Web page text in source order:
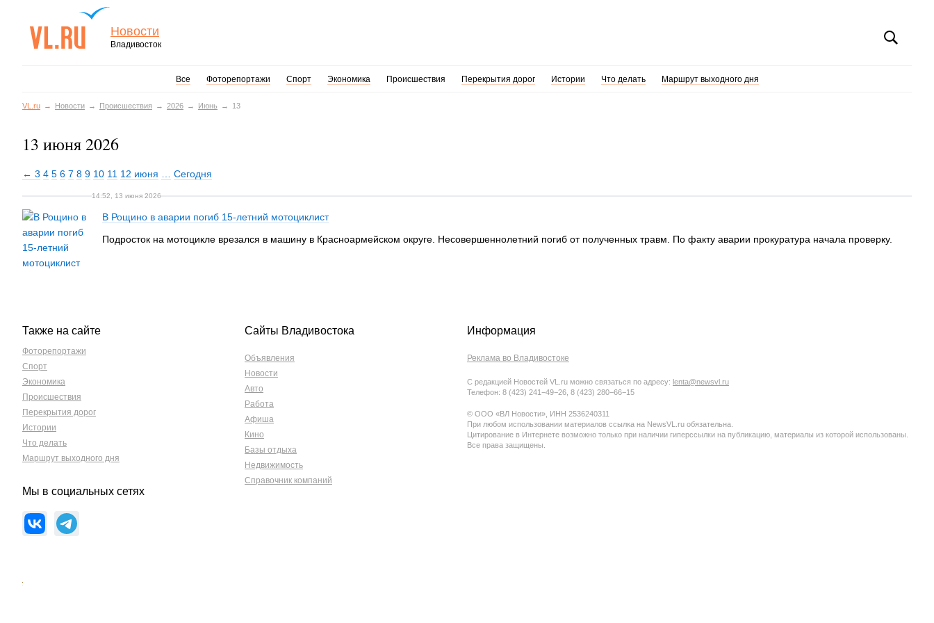
Новости
Владивосток
Все Фоторепортажи Спорт Экономика Происшествия Перекрытия дорог Истории Что делать Маршрут выходного дня
VL.ru Новости Происшествия 2026 Июнь 13
13 июня 2026
← 3 4 5 6 7 8 9 10 11 12 июня Сегодня
14:52, 13 июня 2026
В Рощино в аварии погиб 15-летний мотоциклист
Подросток на мотоцикле врезался в машину в Красноармейском округе. Несовершеннолетний погиб от полученных травм. По факту аварии прокуратура начала проверку.
Также на сайте
Фоторепортажи
Спорт
Экономика
Происшествия
Перекрытия дорог
Истории
Что делать
Маршрут выходного дня
Мы в социальных сетях
Сайты Владивостока
Объявления
Новости
Авто
Работа
Афиша
Кино
Базы отдыха
Недвижимость
Справочник компаний
Информация
Реклама во Владивостоке
С редакцией Новостей VL.ru можно связаться по адресу: lenta@newsvl.ru
Телефон: 8 (423) 241−49−26, 8 (423) 280−66−15
© ООО «ВЛ Новости», ИНН 2536240311
При любом использовании материалов ссылка на NewsVL.ru обязательна.
Цитирование в Интернете возможно только при наличии гиперссылки на публикацию, материалы из которой использованы.
Все права защищены.